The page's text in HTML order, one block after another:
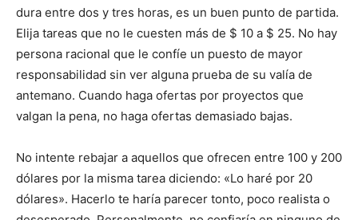
dura entre dos y tres horas, es un buen punto de partida.
Elija tareas que no le cuesten más de $ 10 a $ 25. No hay
persona racional que le confíe un puesto de mayor
responsabilidad sin ver alguna prueba de su valía de
antemano. Cuando haga ofertas por proyectos que
valgan la pena, no haga ofertas demasiado bajas.
No intente rebajar a aquellos que ofrecen entre 100 y 200
dólares por la misma tarea diciendo: «Lo haré por 20
dólares». Hacerlo te haría parecer tonto, poco realista o